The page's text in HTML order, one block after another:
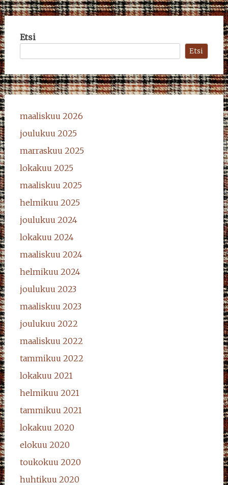
Etsi
Etsi
maaliskuu 2026
joulukuu 2025
marraskuu 2025
lokakuu 2025
maaliskuu 2025
helmikuu 2025
joulukuu 2024
lokakuu 2024
maaliskuu 2024
helmikuu 2024
joulukuu 2023
maaliskuu 2023
joulukuu 2022
maaliskuu 2022
tammikuu 2022
lokakuu 2021
helmikuu 2021
tammikuu 2021
lokakuu 2020
elokuu 2020
toukokuu 2020
huhtikuu 2020